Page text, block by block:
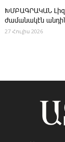
ԽՄԲԱԳՐԱԿԱՆ
ժամանակէն
27 Հուլիս 2026